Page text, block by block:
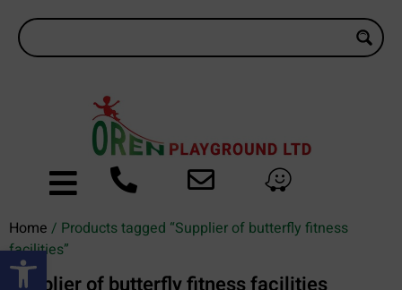
Open toolbar
Home / Products tagged “Supplier of butterfly fitness
facilities”